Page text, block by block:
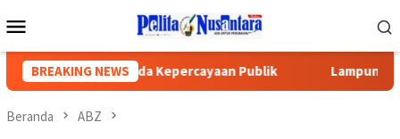
ke
Mobile
BREAKING NEWS
Daripada Kepercayaan Publik Lampung Jadi
Beranda ABZ